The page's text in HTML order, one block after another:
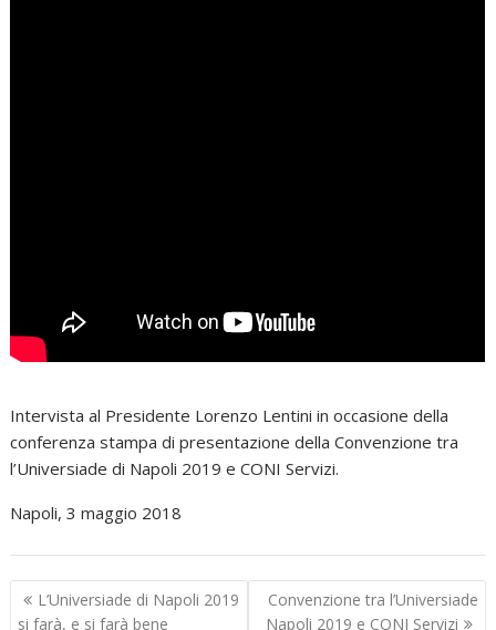
Intervista al Presidente Lorenzo Lentini in occasione della
conferenza stampa di presentazione della Convenzione tra
l’Universiade di Napoli 2019 e CONI Servizi.
Napoli, 3 maggio 2018
Navigazione
articoli
L’Universiade di Napoli 2019
si farà, e si farà bene
Convenzione tra l’Universiade
Napoli 2019 e CONI Servizi